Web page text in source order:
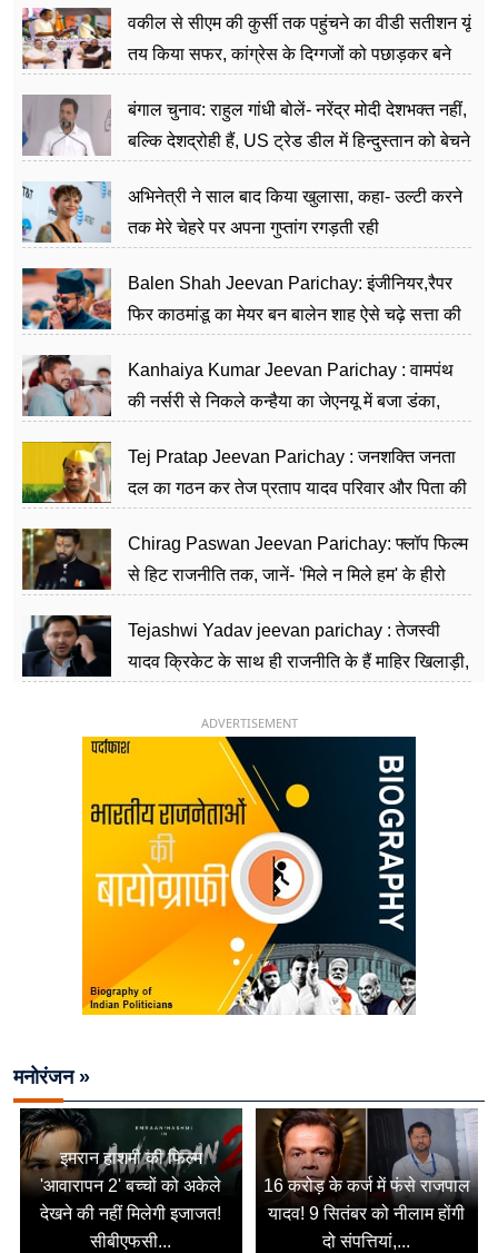
वकील से सीएम की कुर्सी तक पहुंचने का वीडी सतीशन यूं
तय किया सफर, कांग्रेस के दिग्गजों को पछाड़कर बने
बंगाल चुनाव: राहुल गांधी बोलें- नरेंद्र मोदी देशभक्त नहीं,
बल्कि देशद्रोही हैं, US ट्रेड डील में हिन्दुस्तान को बेचने
अभिनेत्री ने साल बाद किया खुलासा, कहा- उल्टी करने
तक मेरे चेहरे पर अपना गुप्तांग रगड़ती रही
Balen Shah Jeevan Parichay: इंजीनियर,रैपर
फिर काठमांडू का मेयर बन बालेन शाह ऐसे चढ़े सत्ता की
Kanhaiya Kumar Jeevan Parichay : वामपंथ
की नर्सरी से निकले कन्हैया का जेएनयू में बजा डंका,
Tej Pratap Jeevan Parichay : जनशक्ति जनता
दल का गठन कर तेज प्रताप यादव परिवार और पिता की
Chirag Paswan Jeevan Parichay: फ्लॉप फिल्म
से हिट राजनीति तक, जानें- 'मिले न मिले हम' के हीरो
Tejashwi Yadav jeevan parichay : तेजस्वी
यादव क्रिकेट के साथ ही राजनीति के हैं माहिर खिलाड़ी,
ADVERTISEMENT
मनोरंजन »
इमरान हाशमी की फिल्म
'आवारापन 2' बच्चों को अकेले
देखने की नहीं मिलेगी इजाजत!
सीबीएफसी...
16 करोड़ के कर्ज में फंसे राजपाल
यादव! 9 सितंबर को नीलाम होंगी
दो संपत्तियां,...